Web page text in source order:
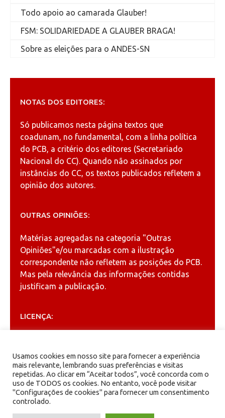
Todo apoio ao camarada Glauber!
FSM: SOLIDARIEDADE A GLAUBER BRAGA!
Sobre as eleições para o ANDES-SN
NOTAS DOS EDITORES:
Só publicamos nesta página textos que
coadunam, no fundamental, com a linha política
do PCB, a critério dos editores (Secretariado
Nacional do CC). Quando não assinados por
instâncias do CC, os textos publicados refletem a
opinião dos autores.
OUTRAS OPINIÕES:
Matérias agregadas na categoria "Outras
Opiniões"e/ou marcadas com a ilustração
correspondente não refletem as posições do PCB.
Mas pela relevância das informações contidas
justificam a publicação.
LICENÇA:
Creative Commons
ARQUIVOS
Arquivos
Usamos cookies em nosso site para fornecer a experiência
mais relevante, lembrando suas preferências e visitas
repetidas. Ao clicar em “Aceitar todos”, você concorda com o
uso de TODOS os cookies. No entanto, você pode visitar
"Configurações de cookies" para fornecer um consentimento
controlado.